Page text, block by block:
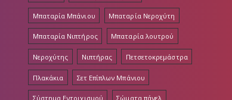
Μπαταρία Μπάνιου Μπαταρία Νεροχύτη
Μπαταρία Νιπτήρος Μπαταρία λουτρού
Νεροχύτης Νιπτήρας Πετσετοκρεμάστρα
Πλακάκια Σετ Επίπλων Μπάνιου
Σύστημα Εντοιχισμού Σώματα πάνελ